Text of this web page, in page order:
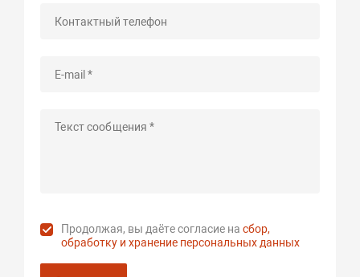
Продолжая, вы даёте согласие насбор,
обработку и хранение персональных данных